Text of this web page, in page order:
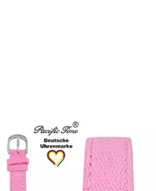
TIME
Kinder Armbanduhr mit
Stoffarmband,